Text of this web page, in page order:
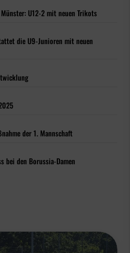
U12-2 mit neuen Trikots
die U9-Junioren mit neuen
der 1. Mannschaft
bei den Borussia-Damen